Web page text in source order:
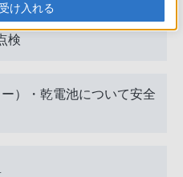
、USB端子・ケーブル、
検
）・乾電池について安全
け入れる